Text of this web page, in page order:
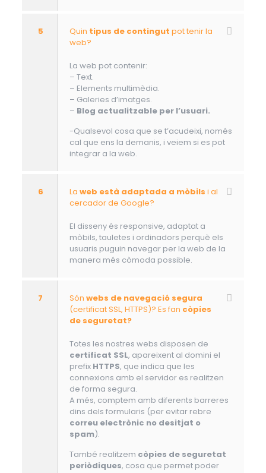
5 Quin tipus de contingut pot tenir la
web?
La web pot contenir:
– Text.
– Elements multimèdia.
– Galeries d’imatges.
– Blog actualitzable per l’usuari.
-Qualsevol cosa que se t’acudeixi, només
cal que ens la demanis, i veiem si es pot
integrar a la web.
6 La web està adaptada a mòbils i al
cercador de Google?
El disseny és responsive, adaptat a
mòbils, tauletes i ordinadors perquè els
usuaris puguin navegar per la web de la
manera més còmoda possible.
7 Són webs de navegació segura
(certificat SSL, HTTPS)? Es fan còpies
de seguretat?
Totes les nostres webs disposen de
certificat SSL, apareixent al domini el
prefix HTTPS, que indica que les
connexions amb el servidor es realitzen
de forma segura.
A més, comptem amb diferents barreres
dins dels formularis (per evitar rebre
correu electrònic no desitjat o
spam).
També realitzem còpies de seguretat
periòdiques, cosa que permet poder